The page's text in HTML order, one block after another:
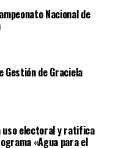
Nacional de
Gestión de Graciela
uso electoral y ratifica
«Agua para el